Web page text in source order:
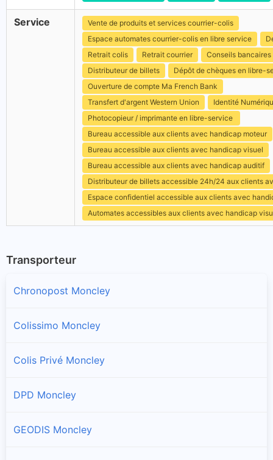
Service
Vente de produits et services courrier-colis
Espace automates courrier-colis en libre service
Retrait colis
Retrait courrier
Conseils bancaires
Distributeur de billets
Dépôt de chèques en libre-
Ouverture de compte Ma French Bank
Transfert d'argent Western Union
Identité
Photocopieur / imprimante en libre-service
Bureau accessible aux clients avec handicap moteur
Bureau accessible aux clients avec handicap visuel
Bureau accessible aux clients avec handicap auditif
Distributeur de billets accessible 24h/24 aux clients
Espace confidentiel accessible aux clients avec
Automates accessibles aux clients avec handicap
Transporteur
Chronopost Moncley
Colissimo Moncley
Colis Privé Moncley
DPD Moncley
GEODIS Moncley